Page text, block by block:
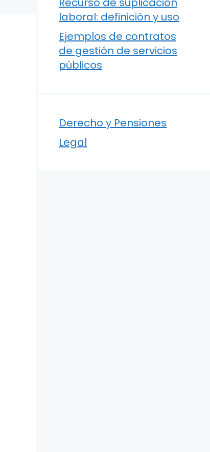
laboral: definición y uso
Ejemplos de contratos
de gestión de servicios
públicos
Derecho y Pensiones
Legal